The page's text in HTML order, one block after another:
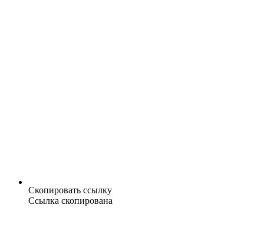
Скопировать ссылку
Ссылка скопирована